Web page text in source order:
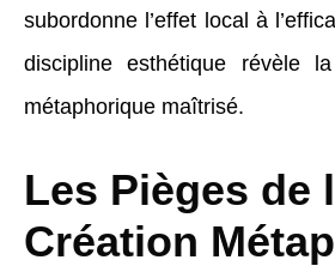
subordonne l’effet local à
discipline esthétique révèle
métaphorique maîtrisé.
Les Pièges de
Création